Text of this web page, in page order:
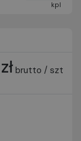
kpl
brutto / szt